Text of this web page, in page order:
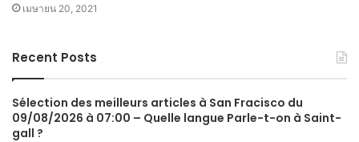
เมษายน 20, 2021
Recent Posts
Sélection des meilleurs articles à San Fracisco du
09/08/2026 à 07:00 – Quelle langue Parle-t-on à Saint-
gall ?